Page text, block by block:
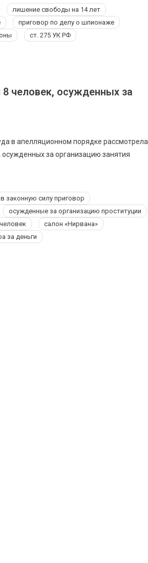
лишение свободы на 14 лет
приговор по делу о шпионаже
ст. 275 УК РФ
человек, осужденных за
в апелляционном порядке рассмотрела
за организацию занятия
законную силу приговор
осужденные за организацию проституции
салон «Нирвана»
за деньги